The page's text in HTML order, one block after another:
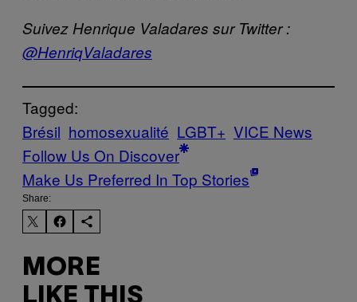
Suivez Henrique Valadares sur Twitter :
@HenriqValadares
Tagged:
Brésil homosexualité LGBT+ VICE News
Follow Us On Discover
Make Us Preferred In Top Stories
Share:
MORE
LIKE THIS